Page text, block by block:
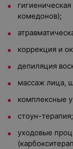
комедонов);
коррекция и
депиляция
массаж лица,
комплексные
стоун-терапия;
уходовые